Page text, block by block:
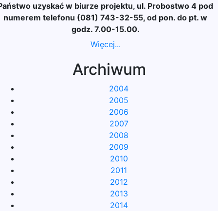
uzyskać w biurze projektu, ul. Probostwo 4 pod
numerem telefonu (081) 743-32-55, od pon. do pt. w
godz. 7.00-15.00.
Więcej...
Archiwum
2004
2005
2006
2007
2008
2009
2010
2011
2012
2013
2014